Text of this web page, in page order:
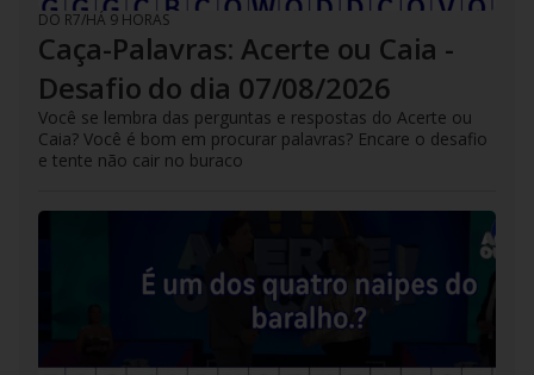
DO R7/HÁ 9 HORAS
Caça-Palavras: Acerte ou Caia -
Desafio do dia 07/08/2026
Você se lembra das perguntas e respostas do Acerte ou
Caia? Você é bom em procurar palavras? Encare o desafio
e tente não cair no buraco